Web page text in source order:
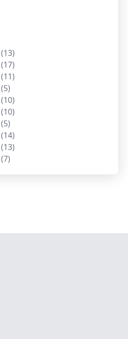
(13)
(17)
(11)
(5)
(10)
(10)
(5)
(14)
(13)
(7)